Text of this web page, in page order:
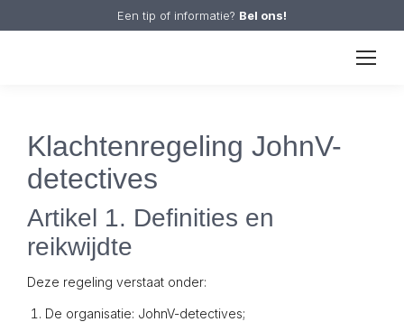
Een tip of informatie? Bel ons!
Klachtenregeling JohnV-
detectives
Artikel 1. Definities en
reikwijdte
Deze regeling verstaat onder:
De organisatie: JohnV-detectives;